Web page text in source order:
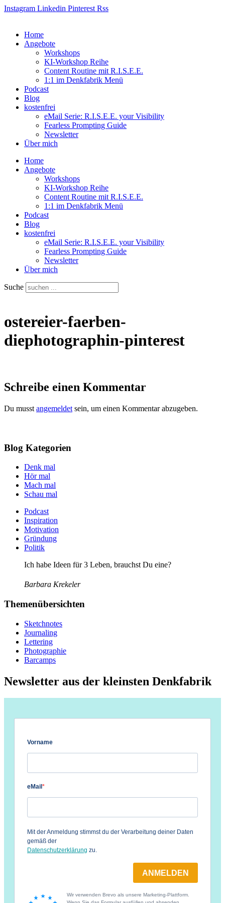
Zum
Instagram Linkedin Pinterest Rss
Home
Angebote
Workshops
KI-Workshop Reihe
Content Routine mit R.I.S.E.E.
1:1 im Denkfabrik Menü
Podcast
Blog
kostenfrei
eMail Serie: R.I.S.E.E. your Visibility
Fearless Prompting Guide
Newsletter
Über mich
Home
Angebote
Workshops
KI-Workshop Reihe
Content Routine mit R.I.S.E.E.
1:1 im Denkfabrik Menü
Podcast
Blog
kostenfrei
eMail Serie: R.I.S.E.E. your Visibility
Fearless Prompting Guide
Newsletter
Über mich
Suche
ostereier-faerben-
diephotographin-pinterest
Schreibe einen Kommentar
Du musst angemeldet sein, um einen Kommentar abzugeben.
Blog Kategorien
Denk mal
Hör mal
Mach mal
Schau mal
Podcast
Inspiration
Motivation
Gründung
Politik
Ich habe Ideen für 3 Leben, brauchst Du eine?
Barbara Krekeler
Themenübersichten
Sketchnotes
Journaling
Lettering
Photographie
Barcamps
Newsletter aus der kleinsten Denkfabrik